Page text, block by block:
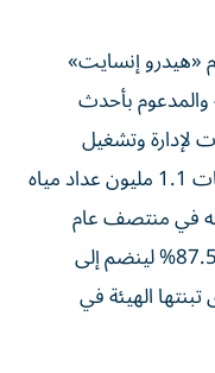
«هيدرو إنسايت»
والمدعوم بأحدث
لإدارة وتشغيل
شبكات المياه، يحلل بفاعلية عالية بيانات 1.1 مليون عداد مياه
في منتصف عام
2024 في تقلیل زمن معالجة البیانات 87.5% لينضم إلى
الهيئة في